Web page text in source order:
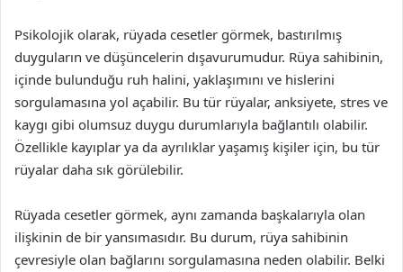
Psikolojik olarak, rüyada cesetler görmek, bastırılmış
duyguların ve düşüncelerin dışavurumudur. Rüya sahibinin,
içinde bulunduğu ruh halini, yaklaşımını ve hislerini
sorgulamasına yol açabilir. Bu tür rüyalar, anksiyete, stres ve
kaygı gibi olumsuz duygu durumlarıyla bağlantılı olabilir.
Özellikle kayıplar ya da ayrılıklar yaşamış kişiler için, bu tür
rüyalar daha sık görülebilir.
Rüyada cesetler görmek, aynı zamanda başkalarıyla olan
ilişkinin de bir yansımasıdır. Bu durum, rüya sahibinin
çevresiyle olan bağlarını sorgulamasına neden olabilir. Belki